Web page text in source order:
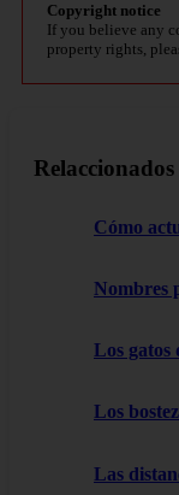
Copyright notice
If you believe any
property rights,
Relaccionados
Cómo
Nombres
Los gatos
Los
Las